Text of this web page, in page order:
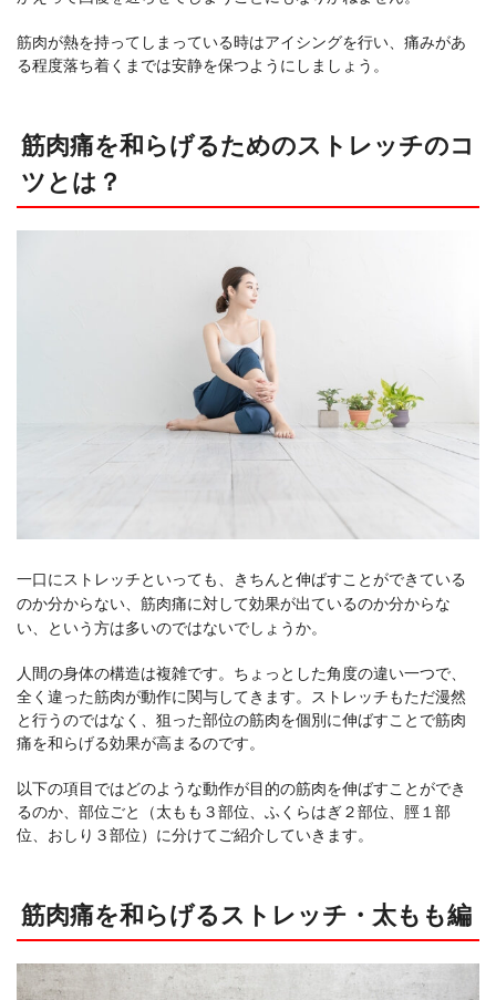
筋肉が熱を持ってしまっている時はアイシングを行い、痛みがあ
る程度落ち着くまでは安静を保つようにしましょう。
筋肉痛を和らげるためのストレッチのコ
ツとは？
一口にストレッチといっても、きちんと伸ばすことができている
のか分からない、筋肉痛に対して効果が出ているのか分からな
い、という方は多いのではないでしょうか。
人間の身体の構造は複雑です。ちょっとした角度の違い一つで、
全く違った筋肉が動作に関与してきます。ストレッチもただ漫然
と行うのではなく、狙った部位の筋肉を個別に伸ばすことで筋肉
痛を和らげる効果が高まるのです。
以下の項目ではどのような動作が目的の筋肉を伸ばすことができ
るのか、部位ごと（太もも３部位、ふくらはぎ２部位、脛１部
位、おしり３部位）に分けてご紹介していきます。
筋肉痛を和らげるストレッチ・太もも編